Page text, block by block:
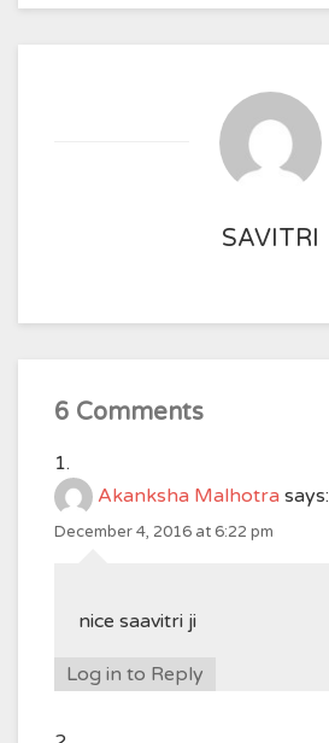
SAVITRI
6 Comments
Akanksha Malhotra says:
December 4, 2016 at 6:22 pm
nice saavitri ji
Log in to Reply